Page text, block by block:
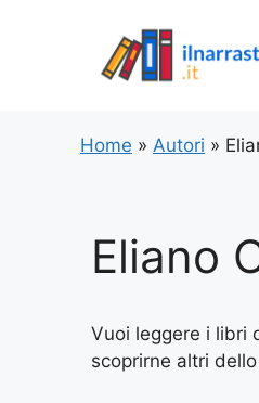
Home » Autori »
Eliano
Vuoi leggere i libri
scoprirne altri